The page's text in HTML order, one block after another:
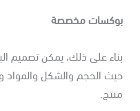
مخصصة
على ذلك، يمكن تصميم
الحجم والشكل والمواد